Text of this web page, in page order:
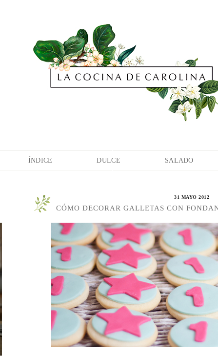
ÍNDICE DULCE SALADO
31 MAYO 2012
CÓMO DECORAR GALLETAS CON